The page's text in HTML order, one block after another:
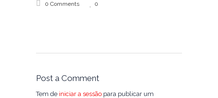
0 Comments
0
Post a Comment
Tem de iniciar a sessão para publicar um